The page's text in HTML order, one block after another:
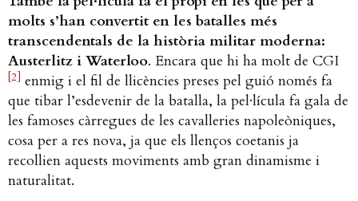
molts s’han convertit en les batalles més
transcendentals de la història militar moderna:
Austerlitz i Waterloo. Encara que hi ha molt de CGI
[2] enmig i el fil de llicències preses pel guió només fa
que tibar l’esdevenir de la batalla, la pel·lícula fa gala de
les famoses càrregues de les cavalleries napoleòniques,
cosa per a res nova, ja que els llenços coetanis ja
recollien aquests moviments amb gran dinamisme i
naturalitat.